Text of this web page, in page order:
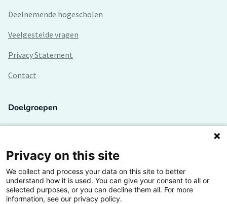
Deelnemende hogescholen
Veelgestelde vragen
Privacy Statement
Contact
Doelgroepen
Lectoren en onderzoekers
Bedrijven
Hogescholen
Privacy on this site
We collect and process your data on this site to better
understand how it is used. You can give your consent to all or
selected purposes, or you can decline them all. For more
information, see our privacy policy.